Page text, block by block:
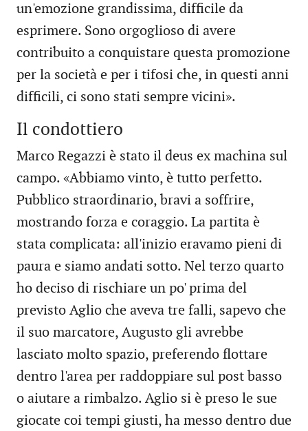
un'emozione grandissima, difficile da
esprimere. Sono orgoglioso di avere
contribuito a conquistare questa promozione
per la società e per i tifosi che, in questi anni
difficili, ci sono stati sempre vicini».
Il condottiero
Marco Regazzi è stato il deus ex machina sul
campo. «Abbiamo vinto, è tutto perfetto.
Pubblico straordinario, bravi a soffrire,
mostrando forza e coraggio. La partita è
stata complicata: all'inizio eravamo pieni di
paura e siamo andati sotto. Nel terzo quarto
ho deciso di rischiare un po' prima del
previsto Aglio che aveva tre falli, sapevo che
il suo marcatore, Augusto gli avrebbe
lasciato molto spazio, preferendo flottare
dentro l'area per raddoppiare sul post basso
o aiutare a rimbalzo. Aglio si è preso le sue
giocate coi tempi giusti, ha messo dentro due